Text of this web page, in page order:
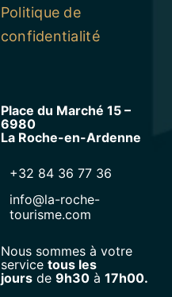
Politique de
confidentialité
Place du Marché 15 –
6980
La Roche-en-Ardenne
+32 84 36 77 36
info@la-roche-
tourisme.com
Nous sommes à votre
service tous les
joursde 9h30à 17h00.